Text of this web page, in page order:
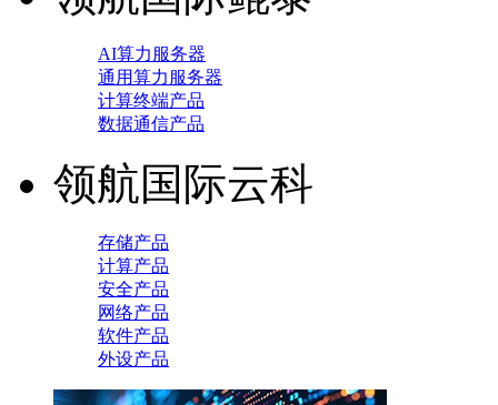
AI算力服务器
通用算力服务器
计算终端产品
数据通信产品
领航国际云科
存储产品
计算产品
安全产品
网络产品
软件产品
外设产品